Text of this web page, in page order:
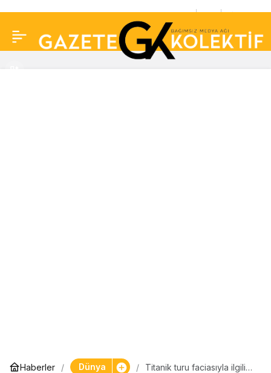
Haberler Dünya
Titanik turu faciasıyla ilgili
sokakta gezerken, işçi